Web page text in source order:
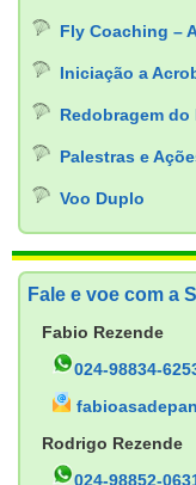
Fly Coaching –
Iniciação a
Redobragem do
Palestras e
Voo Duplo
Fale e voe com a
Fabio Rezende
024-98834-
Rodrigo Rezende
024-98852-